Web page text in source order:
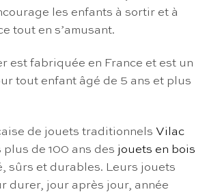
les enfants à sortir et à
tout en s’amusant.
est fabriquée en France et est un
tout enfant âgé de 5 ans et plus
de jouets traditionnels Vilac
de 100 ans des jouets en bois
sûrs et durables. Leurs jouets
durer, jour après jour, année